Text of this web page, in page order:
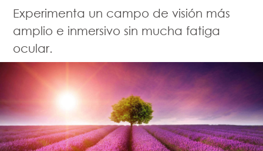
Experimenta un campo de visión más
amplio e inmersivo sin mucha fatiga
ocular.